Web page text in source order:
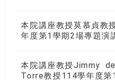
本院講座教授莫慕貞教
年度第1學期2場專題演
本院講座教授Jimmy
Torre教授114學年度第